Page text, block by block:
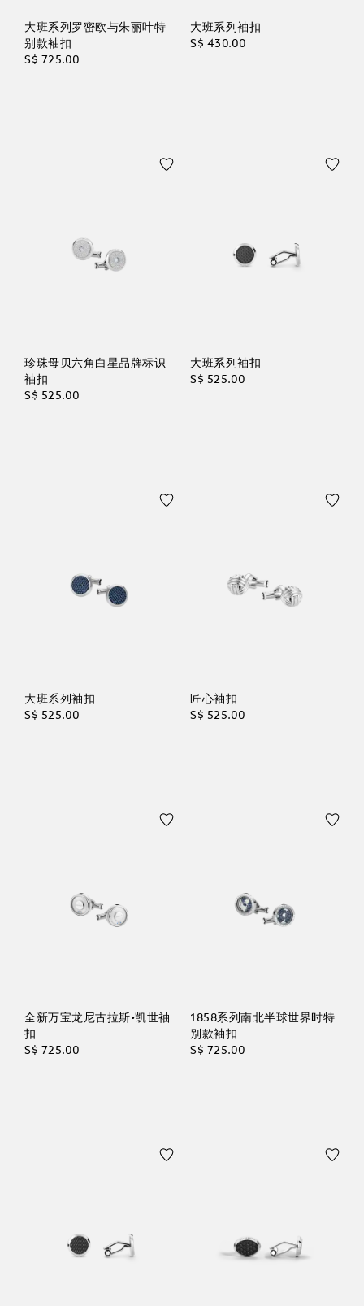
大班系列罗密欧与朱丽叶特
别款袖扣
S$ 725.00
大班系列袖扣
S$ 430.00
珍珠母贝六角白星品牌标识
袖扣
S$ 525.00
大班系列袖扣
S$ 525.00
大班系列袖扣
S$ 525.00
匠心袖扣
S$ 525.00
全新万宝龙尼古拉斯•凯世袖
扣
S$ 725.00
1858系列南北半球世界时特
别款袖扣
S$ 725.00